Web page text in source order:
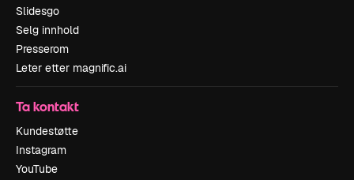
Slidesgo
Selg innhold
Presserom
Leter etter magnific.ai
Ta kontakt
Kundestøtte
Instagram
YouTube